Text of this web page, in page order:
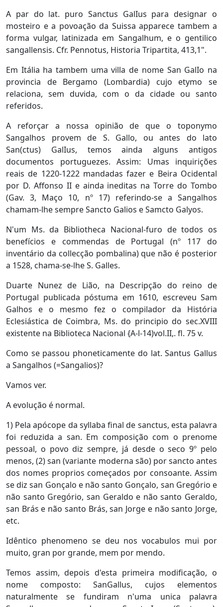
A par do lat. puro Sanctus GalIus para designar o
mosteiro e a povoação da Suissa apparece tambem a
forma vulgar, latinizada em Sangalhum, e o gentilico
sangallensis. Cfr. Pennotus, Historia Tripartita, 413,1".
Em Itália ha tambem uma villa de nome San GalIo na
provincia de Bergamo (Lombardia) cujo etymo se
relaciona, sem duvida, com o da cidade ou santo
referidos.
A reforçar a nossa opinião de que o toponymo
Sangalhos provem de S. Gallo, ou antes do lato
San(ctus) GalIus, temos ainda alguns antigos
documentos portuguezes. Assim: Umas inquirições
reais de 1220-1222 mandadas fazer e Beira Ocidental
por D. Affonso II e ainda ineditas na Torre do Tombo
(Gav. 3, Maço 10, nº 17) referindo-se a Sangalhos
chamam-lhe sempre Sancto Galios e Samcto Galyos.
N'um Ms. da Bibliotheca Nacional-furo de todos os
benefícios e commendas de Portugal (nº 117 do
inventário da collecção pombalina) que não é posterior
a 1528, chama-se-lhe S. Galles.
Duarte Nunez de Lião, na Descripção do reino de
Portugal publicada póstuma em 1610, escreveu Sam
Galhos e o mesmo fez o compilador da História
Eclesiástica de Coimbra, Ms. do principio do sec.XVIII
existente na Biblioteca Nacional {A-l-14)vol.II,. fl. 75 v.
Como se passou phoneticamente do lat. Santus Gallus
a Sangalhos (=Sangalios)?
Vamos ver.
A evolução é normal.
1) Pela apócope da syllaba final de sanctus, esta palavra
foi reduzida a san. Em composição com o prenome
pessoal, o povo diz sempre, já desde o seco 9º pelo
menos, (2) san (variante moderna são) por sancto antes
dos nomes proprios começados por consoante. Assim
se diz san Gonçalo e não santo Gonçalo, san Gregório e
não santo Gregório, san Geraldo e não santo Geraldo,
san Brás e não santo Brás, san Jorge e não santo Jorge,
etc.
Idêntico phenomeno se deu nos vocabulos mui por
muito, gran por grande, mem por mendo.
Temos assim, depois d'esta primeira modificação, o
nome composto: SanGallus, cujos elementos
naturalmente se fundiram n'uma unica palavra